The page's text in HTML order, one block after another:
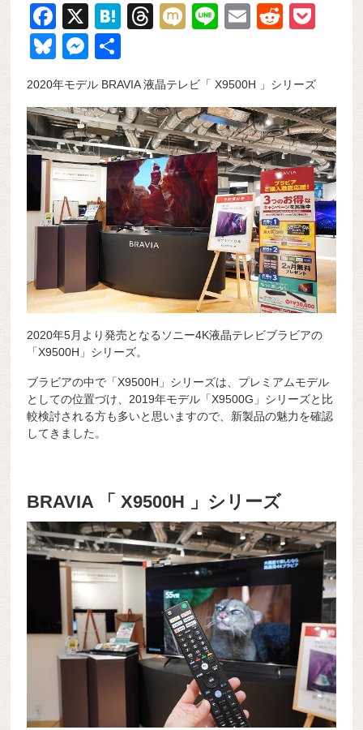
F
a
c
e
b
o
o
k
X
H
n
a
T
a
d
s
M
Li
E
R
di
t
Bl
u
e
sk
y
M
ss
e
n
g
er
有
2020年モデル BRAVIA 液晶テレビ「 X9500H 」シリーズ
2020年5月より発売となるソニー4K液晶テレビブラビアの
「X9500H」シリーズ。
ブラビアの中で「X9500H」シリーズは、プレミアムモデル
としての位置づけ、2019年モデル「X9500G」シリーズと比
較検討される方も多いと思いますので、新製品の魅力を確認
してきました。
BRAVIA 「 X9500H 」シリーズ